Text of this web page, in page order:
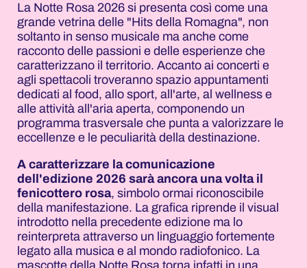
La Notte Rosa 2026 si presenta così come una
grande vetrina delle "Hits della Romagna", non
soltanto in senso musicale ma anche come
racconto delle passioni e delle esperienze che
caratterizzano il territorio. Accanto ai concerti e
agli spettacoli troveranno spazio appuntamenti
dedicati al food, allo sport, all'arte, al wellness e
alle attività all'aria aperta, componendo un
programma trasversale che punta a valorizzare le
eccellenze e le peculiarità della destinazione.
A caratterizzare la comunicazione
dell'edizione 2026 sarà ancora una volta il
fenicottero rosa, simbolo ormai riconoscibile
della manifestazione. La grafica riprende il visual
introdotto nella precedente edizione ma lo
reinterpreta attraverso un linguaggio fortemente
legato alla musica e al mondo radiofonico. La
mascotte della Notte Rosa torna infatti in una